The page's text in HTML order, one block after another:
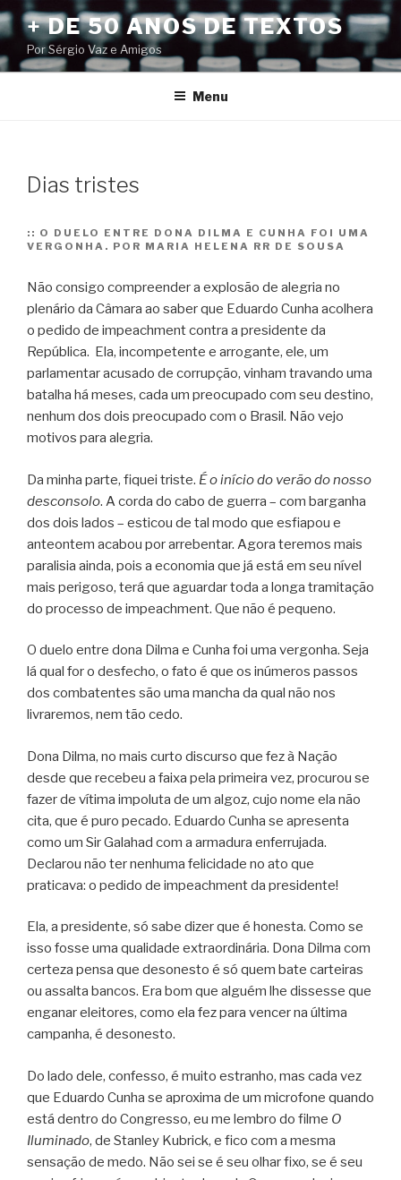
Pular
para
o
conteúdo
+ DE 50 ANOS DE TEXTOS
Por Sérgio Vaz e Amigos
Menu
Dias tristes
:: O DUELO ENTRE DONA DILMA E CUNHA FOI UMA
VERGONHA. POR MARIA HELENA RR DE SOUSA
Não consigo compreender a explosão de alegria no
plenário da Câmara ao saber que Eduardo Cunha acolhera
o pedido de impeachment contra a presidente da
República. Ela, incompetente e arrogante, ele, um
parlamentar acusado de corrupção, vinham travando uma
batalha há meses, cada um preocupado com seu destino,
nenhum dos dois preocupado com o Brasil. Não vejo
motivos para alegria.
Da minha parte, fiquei triste. É o início do verão do nosso
desconsolo. A corda do cabo de guerra – com barganha
dos dois lados – esticou de tal modo que esfiapou e
anteontem acabou por arrebentar. Agora teremos mais
paralisia ainda, pois a economia que já está em seu nível
mais perigoso, terá que aguardar toda a longa tramitação
do processo de impeachment. Que não é pequeno.
O duelo entre dona Dilma e Cunha foi uma vergonha. Seja
lá qual for o desfecho, o fato é que os inúmeros passos
dos combatentes são uma mancha da qual não nos
livraremos, nem tão cedo.
Dona Dilma, no mais curto discurso que fez à Nação
desde que recebeu a faixa pela primeira vez, procurou se
fazer de vítima impoluta de um algoz, cujo nome ela não
cita, que é puro pecado. Eduardo Cunha se apresenta
como um Sir Galahad com a armadura enferrujada.
Declarou não ter nenhuma felicidade no ato que
praticava: o pedido de impeachment da presidente!
Ela, a presidente, só sabe dizer que é honesta. Como se
isso fosse uma qualidade extraordinária. Dona Dilma com
certeza pensa que desonesto é só quem bate carteiras
ou assalta bancos. Era bom que alguém lhe dissesse que
enganar eleitores, como ela fez para vencer na última
campanha, é desonesto.
Do lado dele, confesso, é muito estranho, mas cada vez
que Eduardo Cunha se aproxima de um microfone quando
está dentro do Congresso, eu me lembro do filme O
Iluminado, de Stanley Kubrick, e fico com a mesma
sensação de medo. Não sei se é seu olhar fixo, se é seu